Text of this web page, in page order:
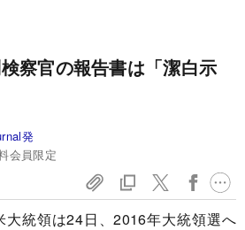
察官の報告書は「潔白示
発
会員限定
大統領は24日、2016年大統領選へ